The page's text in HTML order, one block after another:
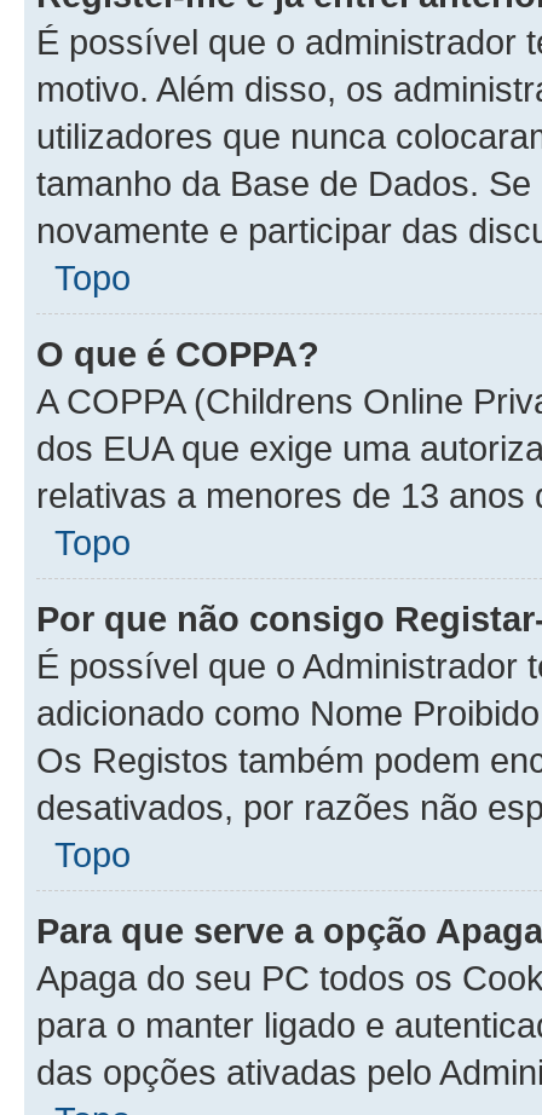
É possível que o administrador
motivo. Além disso, os
utilizadores que nunca
tamanho da Base de Dados.
novamente e participar das
Topo
O que é COPPA?
A COPPA (Childrens Online
dos EUA que exige uma
relativas a menores de 13 anos
Topo
Por que não consigo
É possível que o Administrador
adicionado como Nome
Os Registos também podem
desativados, por razões não
Topo
Para que serve a opção
Apaga do seu PC todos os
para o manter ligado e
das opções ativadas pelo